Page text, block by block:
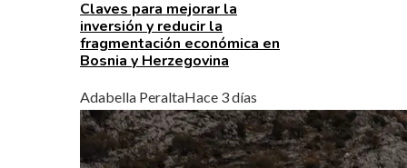
Claves para mejorar la
inversión y reducir la
fragmentación económica en
Bosnia y Herzegovina
Adabella PeraltaHace 3 días